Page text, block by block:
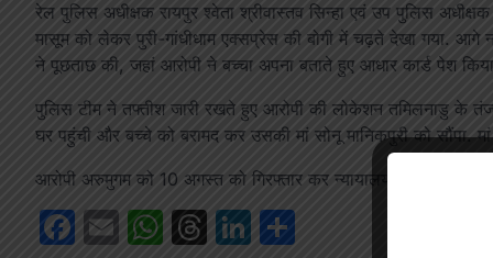
रेल पुलिस अधीक्षक रायपुर श्वेता श्रीवास्तव सिन्हा एवं उप पुलिस
मासूम को लेकर पुरी-गांधीधाम एक्सप्रेस की बोगी में चढ़ते देखा गया.
ने पूछताछ की, जहां आरोपी ने बच्चा अपना बताते हुए आधार कार्ड पेश
पुलिस टीम ने तफ्तीश जारी रखते हुए आरोपी की लोकेशन तमिलनाडु के
घर पहुंची और बच्चे को बरामद कर उसकी मां सोनू मानिकपुरी को सौंपा.
आरोपी अरुमुगम को 10 अगस्त को गिरफ्तार कर न्यायालय में पेश किया
Facebook
EmailWhatsApp
Threads
LinkedIn